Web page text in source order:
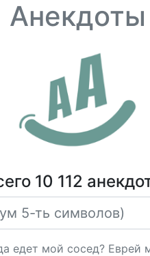
Анекдоты
10 112
едет мой сосед?